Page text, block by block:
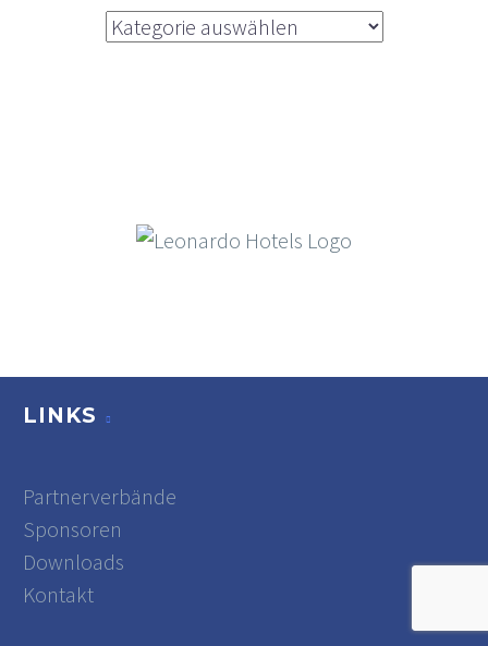
Kategorien
LINKS
Partnerverbände
Sponsoren
Downloads
Kontakt